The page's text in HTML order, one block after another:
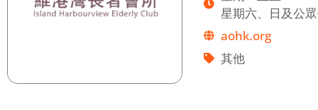
星期六、日及公
aohk.org
其他